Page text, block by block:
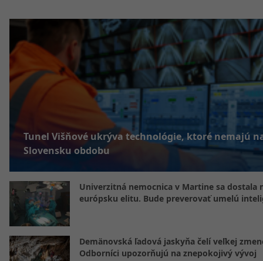
Tunel Višňové ukrýva technológie, ktoré nemajú
Slovensku obdobu
Univerzitná nemocnica v Martine sa dostala
európsku elitu. Bude preverovať umelú
Demänovská ľadová jaskyňa čelí veľkej
Odborníci upozorňujú na znepokojivý vývoj